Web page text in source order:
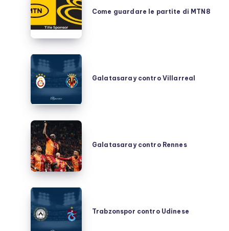
guardare
le
partite
MTN8
Come guardare le partite di MTN8
Galatasaray
contro
Villarreal
Galatasaray contro Villarreal
Galatasaray
contro
Rennes
Galatasaray contro Rennes
Trabzonspor
contro
Udinese
Trabzonspor contro Udinese